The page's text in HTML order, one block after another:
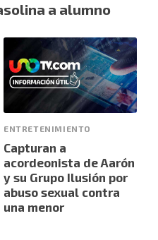
a alumno
ENTRETENIMIENTO
Capturan a
acordeonista de Aarón
y su Grupo Ilusión por
abuso sexual contra
una menor